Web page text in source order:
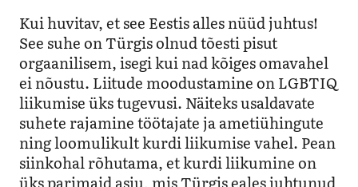
Kui huvitav, et see Eestis alles nüüd juhtus!
See suhe on Türgis olnud tõesti pisut
orgaanilisem, isegi kui nad kõiges omavahel
ei nõustu. Liitude moodustamine on LGBTIQ
liikumise üks tugevusi. Näiteks usaldavate
suhete rajamine töötajate ja ametiühingute
ning loomulikult kurdi liikumise vahel. Pean
siinkohal rõhutama, et kurdi liikumine on
üks parimaid asju, mis Türgis eales juhtunud